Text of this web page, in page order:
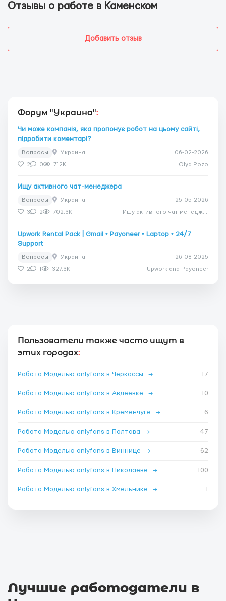
Отзывы о работе в Каменском
Добавить отзыв
Форум "Украина":
Чи може компанія, яка пропонує робот на цьому сайті,
підробити коментарі?
Вопросы Украина 06-02-2026
2 0 712K Olya Pozo
Ищу активного чат-менеджера
Вопросы Украина 25-05-2026
3 2 702.3K
Upwork Rental Pack | Gmail • Payoneer • Laptop • 24/7
Support
Вопросы Украина 26-08-2025
2 1 327.3K Upwork and Payoneer
Пользователи также часто ищут в
этих городах:
Работа Моделью onlyfans в Черкассы → 17
Работа Моделью onlyfans в Авдеевке → 10
Работа Моделью onlyfans в Кременчуге → 6
Работа Моделью onlyfans в Полтава → 47
Работа Моделью onlyfans в Виннице → 62
Работа Моделью onlyfans в Николаеве → 100
Работа Моделью onlyfans в Хмельнике → 1
Лучшие работодатели в